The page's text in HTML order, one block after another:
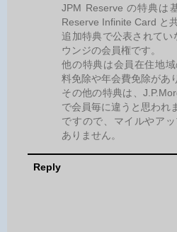
JPM Reserve の特典は
Reserve Infinite Card と
追加特典で公表されてい
ウンジの会員権です。
他の特典は会員在住地
料免除や年会費免除があ
その他の特典は、
で会員毎に違うと思われ
ですので、マイルやア
ありません。
Reply